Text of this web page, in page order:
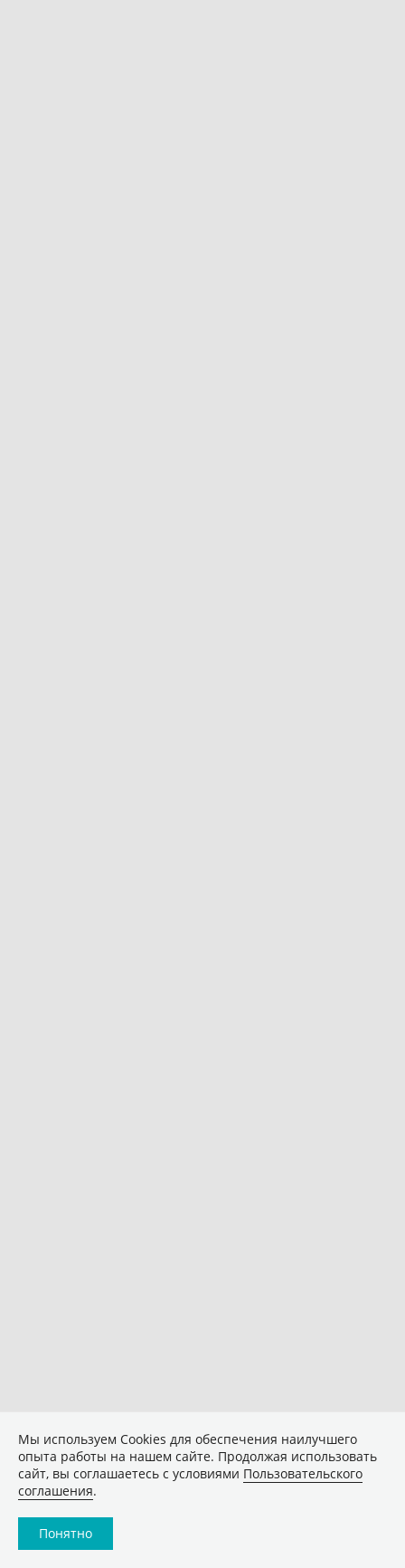
Мы используем Сookies для обеспечения наилучшего
опыта работы на нашем сайте. Продолжая использовать
сайт, вы соглашаетесь с условиями Пользовательского
соглашения.
Понятно